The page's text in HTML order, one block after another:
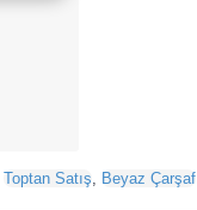
Toptan Satış Beyaz Çarşaf